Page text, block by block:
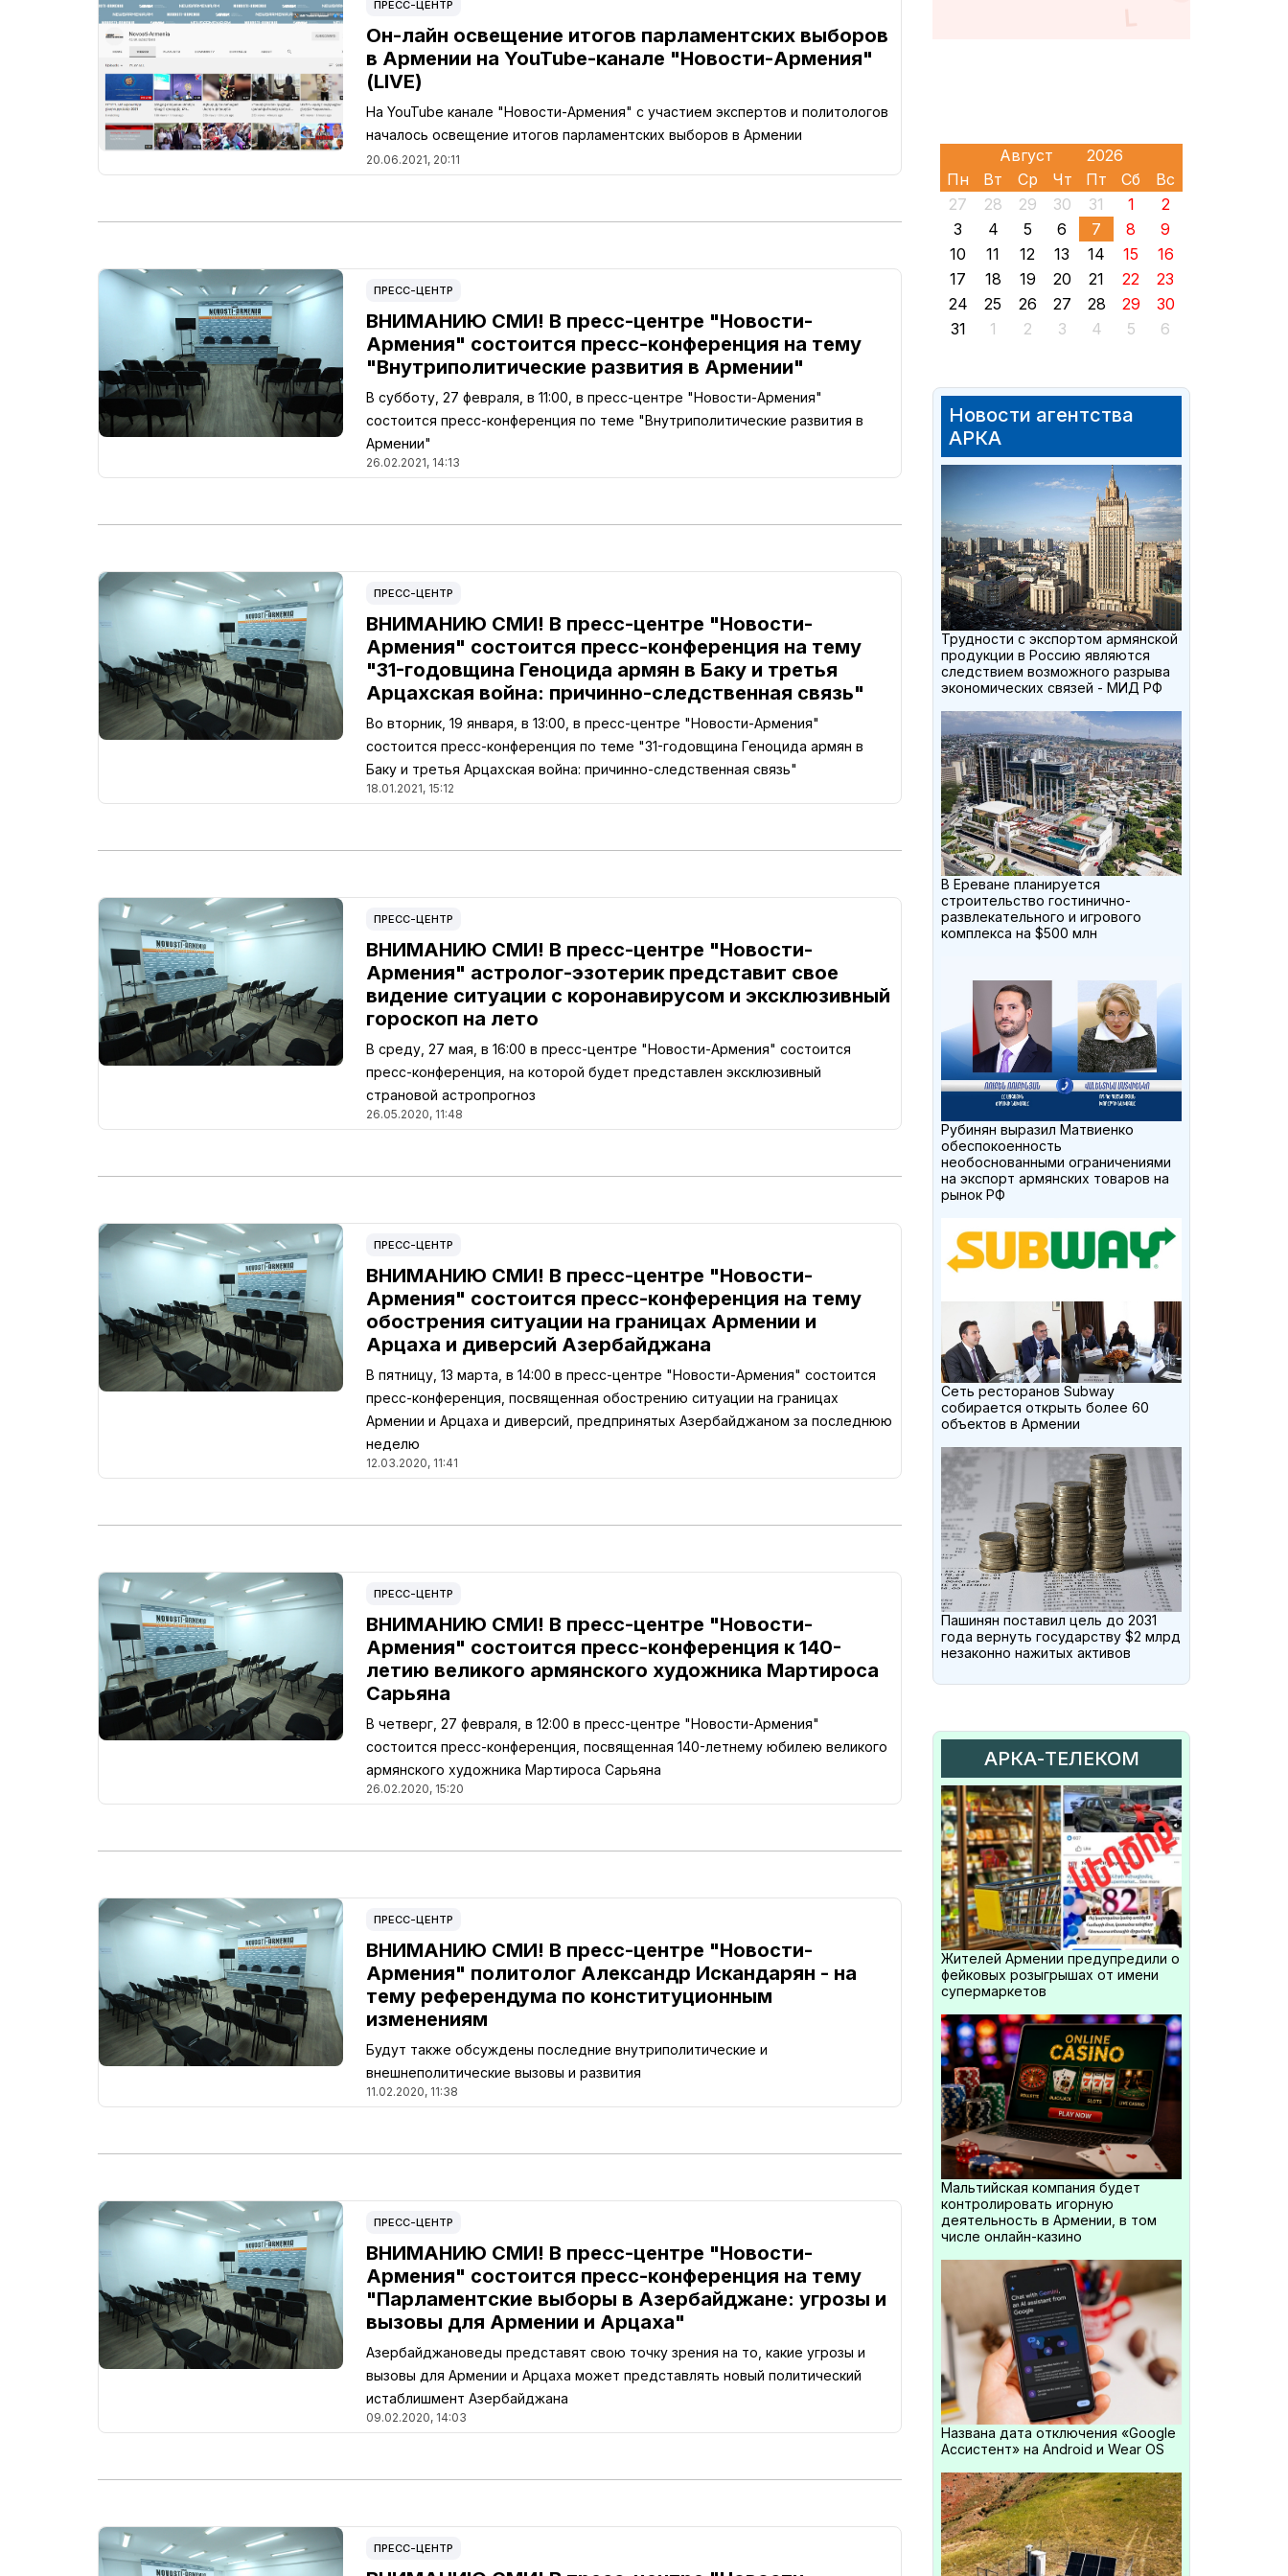
ПРЕСС-ЦЕНТР
Он-лайн освещение итогов парламентских выборов
в Армении на YouTube-канале "Новости-Армения"
(LIVE)
На YouTube канале "Новости-Армения" с участием экспертов и политологов
началось освещение итогов парламентских выборов в Армении
20.06.2021, 20:11
ПРЕСС-ЦЕНТР
ВНИМАНИЮ СМИ! В пресс-центре "Новости-
Армения" состоится пресс-конференция на тему
"Внутриполитические развития в Армении"
В субботу, 27 февраля, в 11:00, в пресс-центре "Новости-Армения"
состоится пресс-конференция по теме "Внутриполитические развития в
Армении"
26.02.2021, 14:13
ПРЕСС-ЦЕНТР
ВНИМАНИЮ СМИ! В пресс-центре "Новости-
Армения" состоится пресс-конференция на тему
"31-годовщина Геноцида армян в Баку и третья
Арцахская война: причинно-следственная связь"
Во вторник, 19 января, в 13:00, в пресс-центре "Новости-Армения"
состоится пресс-конференция по теме "31-годовщина Геноцида армян в
Баку и третья Арцахская война: причинно-следственная связь"
18.01.2021, 15:12
ПРЕСС-ЦЕНТР
ВНИМАНИЮ СМИ! В пресс-центре "Новости-
Армения" астролог-эзотерик представит свое
видение ситуации с коронавирусом и эксклюзивный
гороскоп на лето
В среду, 27 мая, в 16:00 в пресс-центре "Новости-Армения" состоится
пресс-конференция, на которой будет представлен эксклюзивный
страновой астропрогноз
26.05.2020, 11:48
ПРЕСС-ЦЕНТР
ВНИМАНИЮ СМИ! В пресс-центре "Новости-
Армения" состоится пресс-конференция на тему
обострения ситуации на границах Армении и
Арцаха и диверсий Азербайджана
В пятницу, 13 марта, в 14:00 в пресс-центре "Новости-Армения" состоится
пресс-конференция, посвященная обострению ситуации на границах
Армении и Арцаха и диверсий, предпринятых Азербайджаном за последнюю
неделю
12.03.2020, 11:41
ПРЕСС-ЦЕНТР
ВНИМАНИЮ СМИ! В пресс-центре "Новости-
Армения" состоится пресс-конференция к 140-
летию великого армянского художника Мартироса
Сарьяна
В четверг, 27 февраля, в 12:00 в пресс-центре "Новости-Армения"
состоится пресс-конференция, посвященная 140-летнему юбилею великого
армянского художника Мартироса Сарьяна
26.02.2020, 15:20
ПРЕСС-ЦЕНТР
ВНИМАНИЮ СМИ! В пресс-центре "Новости-
Армения" политолог Александр Искандарян - на
тему референдума по конституционным
изменениям
Будут также обсуждены последние внутриполитические и
внешнеполитические вызовы и развития
11.02.2020, 11:38
ПРЕСС-ЦЕНТР
ВНИМАНИЮ СМИ! В пресс-центре "Новости-
Армения" состоится пресс-конференция на тему
"Парламентские выборы в Азербайджане: угрозы и
вызовы для Армении и Арцаха"
Азербайджановеды представят свою точку зрения на то, какие угрозы и
вызовы для Армении и Арцаха может представлять новый политический
истаблишмент Азербайджана
09.02.2020, 14:03
ПРЕСС-ЦЕНТР
Пн Вт Ср Чт Пт Сб
Вс
27
28 29 30 31 1
2
3
4 5 6 7 8
9
10
11 12 13 14 15
16
17
18 19 20 21 22
23
24
25 26 27 28 29
30
31
1 2 3 4 5 6
Новости агентства
АРКА
Трудности с экспортом армянской
продукции в Россию являются
следствием возможного разрыва
экономических связей - МИД РФ
В Ереване планируется
строительство гостинично-
развлекательного и игрового
комплекса на $500 млн
Рубинян выразил Матвиенко
обеспокоенность
необоснованными ограничениями
на экспорт армянских товаров на
рынок РФ
Сеть ресторанов Subway
собирается открыть более 60
объектов в Армении
Пашинян поставил цель до 2031
года вернуть государству $2 млрд
незаконно нажитых активов
АРКА-ТЕЛЕКОМ
Жителей Армении предупредили о
фейковых розыгрышах от имени
супермаркетов
Мальтийская компания будет
контролировать игорную
деятельность в Армении, в том
числе онлайн-казино
Названа дата отключения «Google
Ассистент» на Android и Wear OS